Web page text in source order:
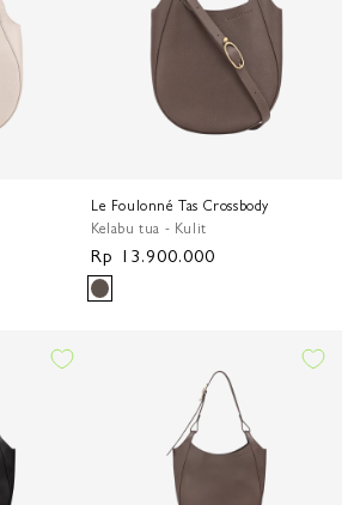
Le Foulonné Tas Crossbody
Kelabu tua - Kulit
Harga
reguler
Rp 13.900.000